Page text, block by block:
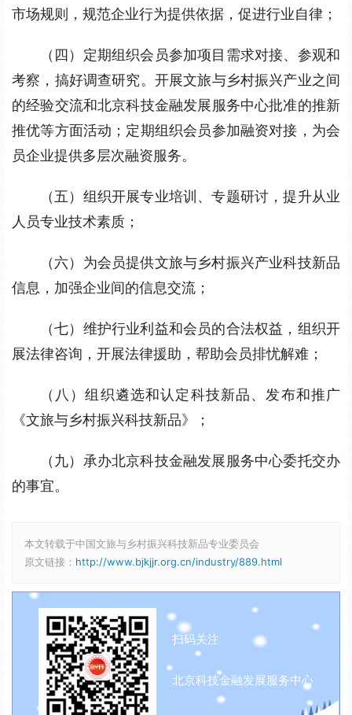
市场规则，规范企业行为提供依据，促进行业自律；
（四）定期组织会员参加项目需求对接、参观和
考察，搞好调查研究。开展文旅与乡村振兴产业之间
的经验交流和北京科技金融发展服务中心批准的推新
推优等方面活动；定期组织会员参加融资对接，为会
员企业提供多层次融资服务。
（五）组织开展专业培训、专题研讨，提升从业
人员专业技术素质；
（六）为会员提供文旅与乡村振兴产业科技新品
信息，加强企业间的信息交流；
（七）维护行业利益和会员的合法权益，组织开
展法律咨询，开展法律援助，帮助会员排忧解难；
（八）组织遴选和认定科技新品、发布和推广
《文旅与乡村振兴科技新品》；
（九）承办北京科技金融发展服务中心委托交办
的事宜。
本文转载于中国文旅与乡村振兴科技新品专业委员会
原文链接： http://www.bjkjjr.org.cn/industry/889.html
扫码关注
北京科技金融发展服务中心